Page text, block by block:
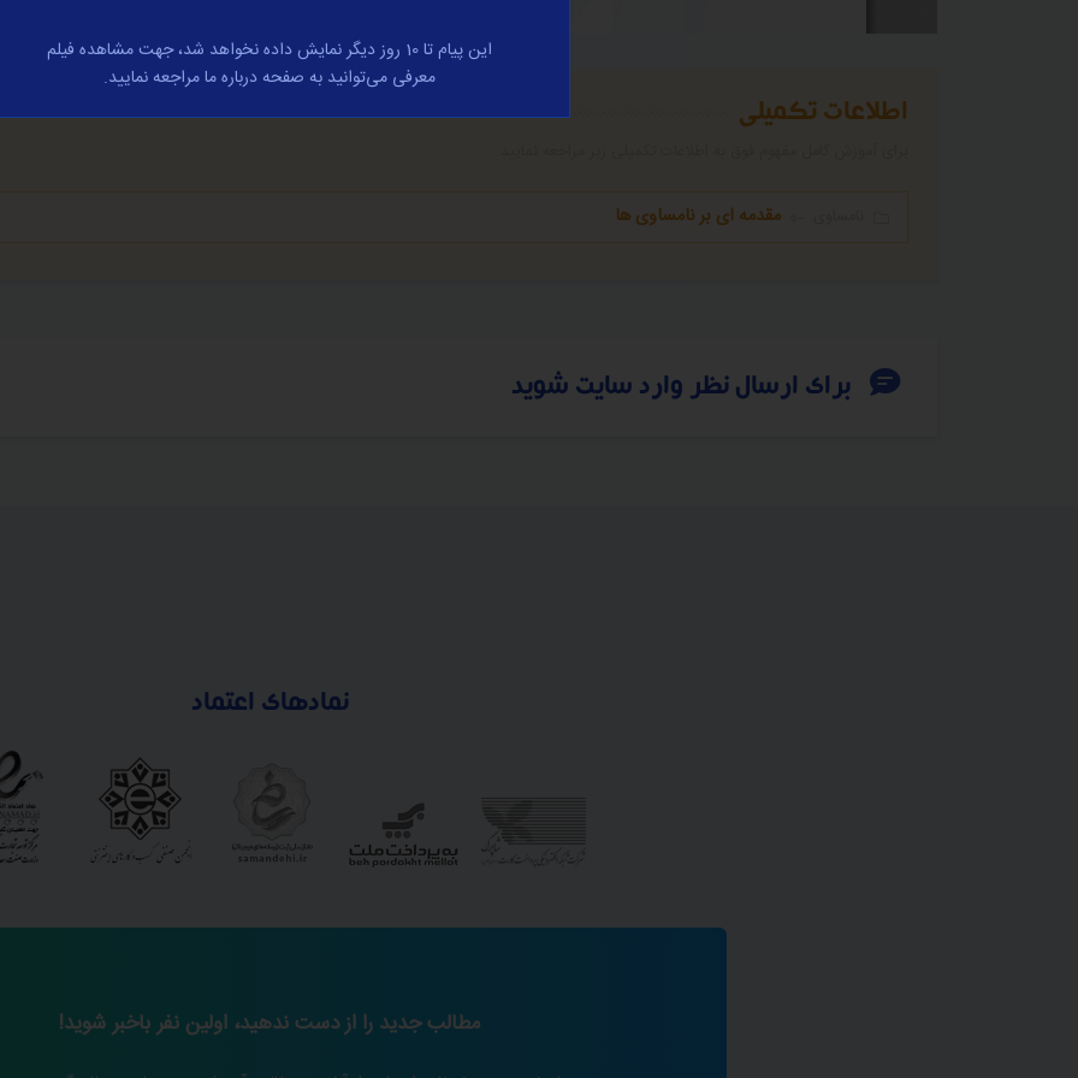
اطلاعات تکمیلی
مقدمه‌ ای بر نامساوی‌ ها
برای ارسال نظر وارد سایت شوید
نمادهای اعتماد
مطالب جدید را از دست ندهید، اولین نفر باخبر شوید!
این پیام تا 10 روز دیگر نمایش داده نخواهد شد، جهت مشاهده فیلم
معرفی می‌توانید به صفحه درباره ما مراجعه نمایید.